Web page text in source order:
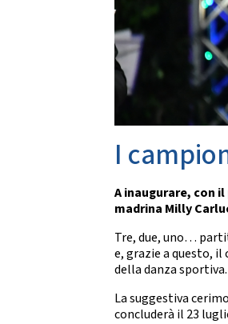
CARTE FEDERALI E
Documenti Federali
Regolamento dell'attività
Bandi di Gara
Bilanci
CONVENZIONI
Riproduzione musicale Siae-Scf
Finanziamenti Credito Sportivo
Assicurazione
Visite Medico Sportive FMSI
Enti di Promozione
I
A inaugurare, con
madrina Milly
Tre, due, uno…
e, grazie a questo,
della danza sportiva.
La suggestiva
concluderà il 23